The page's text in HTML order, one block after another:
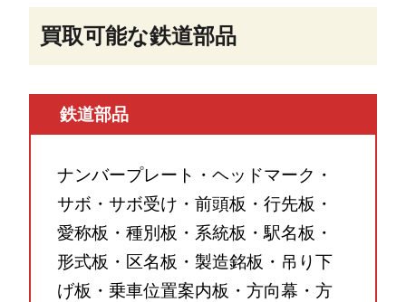
買取可能な鉄道部品
鉄道部品
ナンバープレート・ヘッドマーク・
サボ・サボ受け・前頭板・行先板・
愛称板・種別板・系統板・駅名板・
形式板・区名板・製造銘板・吊り下
げ板・乗車位置案内板・方向幕・方